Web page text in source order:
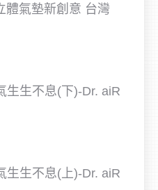
體氣墊新創意 台灣
生生不息(下)-Dr. aiR
生生不息(上)-Dr. aiR